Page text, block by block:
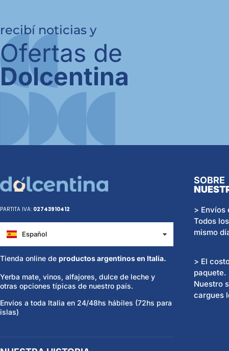
recibí noticias y
Ofertas de
Dolcentina
PARTITA IVA: 02743910412
Español
Italiano
Tienda online de productos argentinos en Italia.
Yerba mate, vinos, alfajores, dulce de leche y
otras opciones típicas de nuestro país.
Envíos a toda Italia en 24/48hs hábiles (72hs para
islas)
SOBRE
> Envíos
Todos
mismo
> El
paquete.
Nuestro
cargues